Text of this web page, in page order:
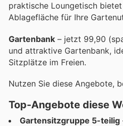
praktische Loungetisch
Ablagefläche für Ihre
Gartenbank – jetzt 99,90
und attraktive Gartenbank,
Sitzplätze im Freien.
Nutzen Sie diese Angebote,
Top-Angebote diese
Gartensitzgruppe 5-teilig